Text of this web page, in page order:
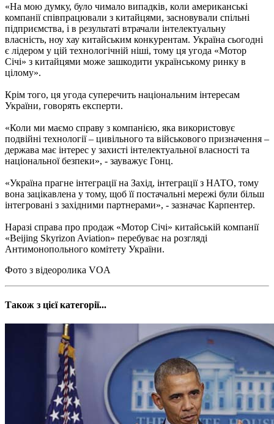
«На мою думку, було чимало випадків, коли американські
компанії співпрацювали з китайцями, засновували спільні
підприємства, і в результаті втрачали інтелектуальну
власність, ноу хау китайським конкурентам. Україна сьогодні
є лідером у цій технологічній ніші, тому ця угода «Мотор
Січі» з китайцями може зашкодити українському ринку в
цілому».
Крім того, ця угода суперечить національним інтересам
України, говорять експерти.
«Коли ми маємо справу з компанією, яка використовує
подвійні технології – цивільного та військового призначення –
держава має інтерес у захисті інтелектуальної власності та
національної безпеки», - зауважує Гонц.
«Україна прагне інтеграції на Захід, інтеграції з НАТО, тому
вона зацікавлена у тому, щоб її постачальні мережі були більш
інтегровані з західними партнерами», - зазначає Карпентер.
Наразі справа про продаж «Мотор Січі» китайській компанії
«Beijing Skyrizon Aviation» перебуває на розгляді
Антимонопольного комітету України.
Фото з відеоролика VOA
Також з цієї категорії...